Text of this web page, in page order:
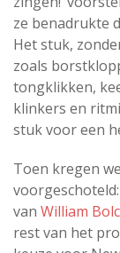
ze benadrukte
Het stuk,
zoals
tongklikken,
klinkers en
stuk voor een
Toen kregen
van William
rest van het